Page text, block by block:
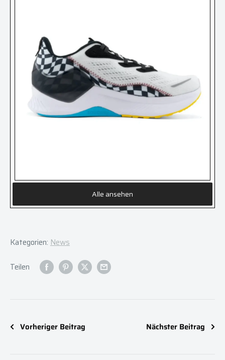
Alle ansehen
Kategorien: News
Teilen
Vorheriger Beitrag Nächster Beitrag